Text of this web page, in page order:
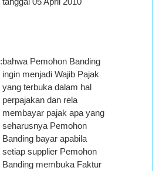
:bahwa Pemohon Banding
ingin menjadi Wajib Pajak
yang terbuka dalam hal
perpajakan dan rela
membayar pajak apa yang
seharusnya Pemohon
Banding bayar apabila
setiap supplier Pemohon
Banding membuka Faktur